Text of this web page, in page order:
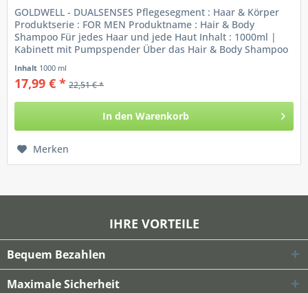
GOLDWELL - DUALSENSES Pflegesegment : Haar & Körper
Produktserie : FOR MEN Produktname : Hair & Body
Shampoo Für jedes Haar und jede Haut Inhalt : 1000ml |
Kabinett mit Pumpspender Über das Hair & Body Shampoo
Inhalt 1000 ml
17,99 € * 22,51 € *
In den Warenkorb
Merken
IHRE VORTEILE
Bequem Bezahlen
Maximale Sicherheit